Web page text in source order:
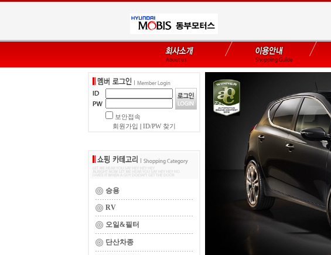
보안접속
회원가입
ID/PW 찾기
승용
RV
오일&필터
단산차종